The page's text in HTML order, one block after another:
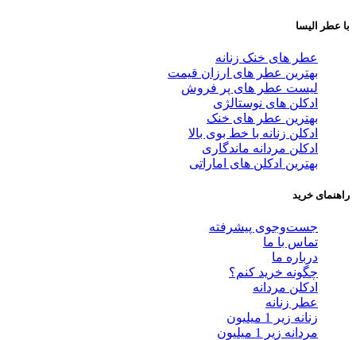
با عطر الیسا
عطر های خنک زنانه
بهترین عطر های ارزان قیمت
لیست عطر های پر فروش
ادکلن های نوستالژی
بهترین عطر های خنک
ادکلن زنانه با خط بوی بالا
ادکلن مردانه ماندگاری
بهترین ادکلن های اماراتی
راهنمای خرید
جست‌وجوی پیشرفته
تماس با ما
درباره ما
چگونه خرید کنم؟
ادکلن مردانه
عطر زنانه
زنانه زیر 1 میلیون
مردانه زیر 1 میلیون